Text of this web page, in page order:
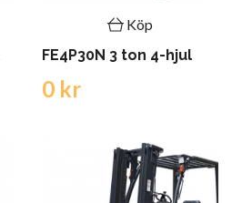
Köp
FE4P30N 3 ton 4-hjul
0 kr